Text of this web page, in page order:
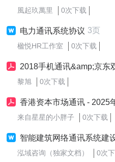
風起玖萬里 0次下载
电力通讯系统协议 3页
楹悦HR工作室 0次下载
2018手机通讯&amp;京东
黎旭 0次下载
香港资本市场通讯 - 2025
来自星星的小胖子 0次下载
智能建筑网络通讯系统建
泓域咨询（独家文档） 0次